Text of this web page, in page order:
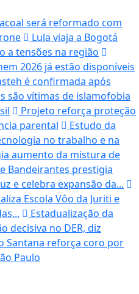
será reformado com
Lula viaja a Bogotá
a tensões na região
2026 já estão disponíveis
é confirmada após
são vítimas de islamofobia
Projeto reforça proteção
parental
Estudo da
no trabalho e na
aumento da mistura de
Bandeirantes prestigia
e celebra expansão da...
Escola Vôo da Juriti e
Estadualização da
decisiva no DER, diz
Santana reforça coro por
Paulo